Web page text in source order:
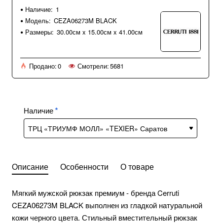
Наличие: 1
Модель: CEZA06273M BLACK
Размеры: 30.00см x 15.00см x 41.00см
Продано:0 Смотрели:5681
Наличие
Описание Особенности О товаре
Мягкий мужской рюкзак премиум - бренда Cerruti
CEZA06273M BLACK выполнен из гладкой натуральной
кожи черного цвета. Стильный вместительный рюкзак